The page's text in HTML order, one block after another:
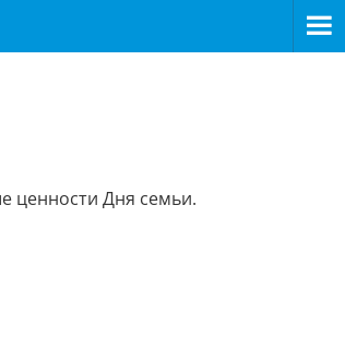
ценности Дня семьи.